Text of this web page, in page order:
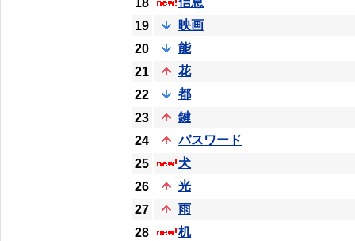
18
19
映画
20
能
21
花
22
都
23
鍵
24
パスワード
25
犬
26
光
27
雨
28
机